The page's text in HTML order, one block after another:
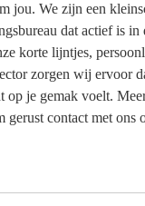
jou. We zijn een
dat actief is
korte lijntjes,
zorgen wij ervoor
op je gemak voelt.
gerust contact met ons